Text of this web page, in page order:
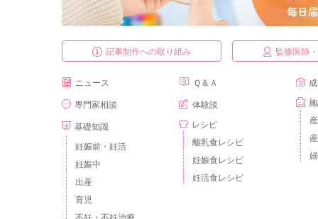
記事制作への取り組み 監修医師
ニュース
専門家相談
基礎知識
妊娠前・妊活
妊娠中
出産
育児
不妊・不妊治療
Ｑ＆Ａ
体験談
レシピ
離乳食レシピ
妊娠食レシピ
妊活食レシピ